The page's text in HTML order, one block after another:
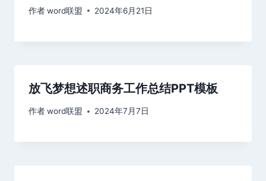
作者word联盟 2024年6月21日
放飞梦想述职商务工作总结PPT模板
作者word联盟 2024年7月7日